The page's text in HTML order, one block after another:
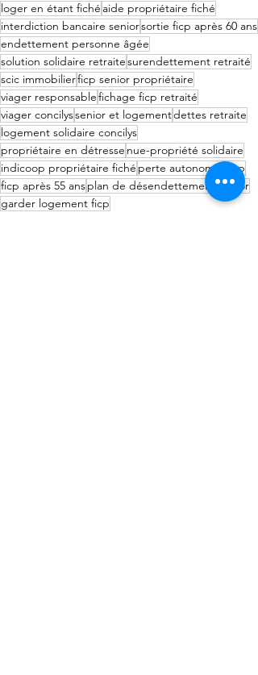
loger en étant fiché aide propriétaire fiché
interdiction bancaire seniorsortie ficp après 60 ans
endettement personne âgée
solution solidaire retraitesurendettement retraité
scic immobilierficp senior propriétaire
viager responsablefichage ficp retraité
viager concilyssenior et logementdettes retraite
logement solidaire concilys
propriétaire en détresse nue-propriété solidaire
indicoop propriétaire fiché perte autonomie ficp
ficp après 55 ansplan de désendettement senior
garder logement ficp